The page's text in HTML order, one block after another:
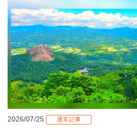
2026/07/25 通常記事